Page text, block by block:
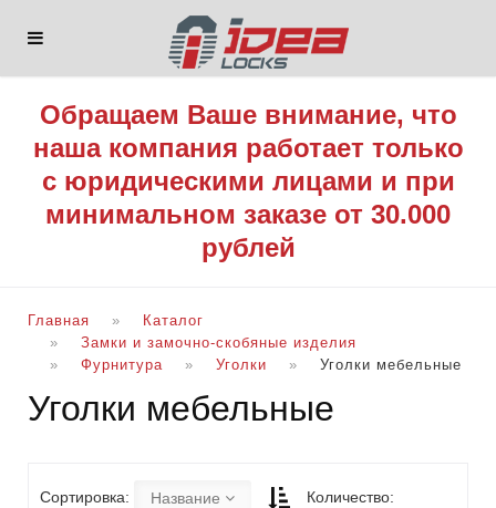
Обращаем Ваше внимание, что
наша компания работает только
с юридическими лицами и при
минимальном заказе от 30.000
рублей
Главная
Каталог
Замки и замочно-скобяные изделия
Фурнитура
Уголки Уголки мебельные
Уголки мебельные
Сортировка: Название Количество: